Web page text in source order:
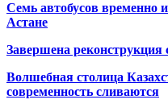
Семь автобусов временно
Астане
Завершена реконструкция
Волшебная столица
современность сливаются